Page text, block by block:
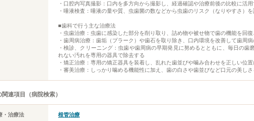
・口腔内写真撮影：口内を多方向から撮影し、経過確認や治療前後の比較に活
・唾液検査：唾液の量や質、虫歯菌の数などから虫歯のリスク（なりやすさ）
■歯科で行う主な治療法
・虫歯治療：虫歯に感染した部分を削り取り、詰め物や被せ物で歯の機能を回
・歯周病治療：歯垢（プラーク）や歯石を取り除き、口内環境を改善して歯周
・検診、クリーニング：虫歯や歯周病の早期発見に努めるとともに、毎日の歯
れない汚れを専用の器具で除去する
・矯正治療：専用の矯正器具を装着し、乱れた歯並びや噛み合わせを正しい位
・審美治療：しっかり噛める機能性に加え、歯の白さや歯並びなど口元の美し
連項目（病院検索）
・治療法
根管治療